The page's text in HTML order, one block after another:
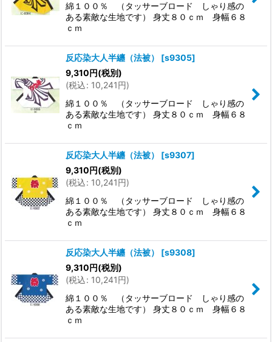
綿１００％ （タッサーブロード しゃり感の
ある素敵な生地です） 身丈８０ｃｍ 身幅６８
ｃｍ
反応染大人半纏（法被） [s9305]
9,310円(税別)
(税込: 10,241円)
綿１００％ （タッサーブロード しゃり感の
ある素敵な生地です） 身丈８０ｃｍ 身幅６８
ｃｍ
反応染大人半纏（法被） [s9307]
9,310円(税別)
(税込: 10,241円)
綿１００％ （タッサーブロード しゃり感の
ある素敵な生地です） 身丈８０ｃｍ 身幅６８
ｃｍ
反応染大人半纏（法被） [s9308]
9,310円(税別)
(税込: 10,241円)
綿１００％ （タッサーブロード しゃり感の
ある素敵な生地です） 身丈８０ｃｍ 身幅６８
ｃｍ